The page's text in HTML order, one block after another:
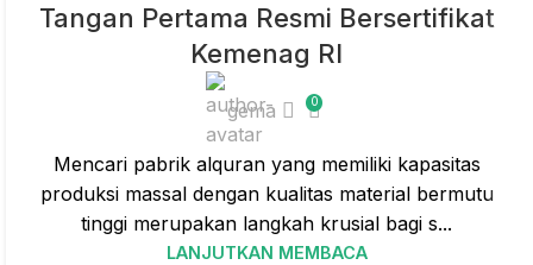
Tangan Pertama Resmi Bersertifikat
Kemenag RI
gema 0
Mencari pabrik alquran yang memiliki kapasitas
produksi massal dengan kualitas material bermutu
tinggi merupakan langkah krusial bagi s...
LANJUTKAN MEMBACA